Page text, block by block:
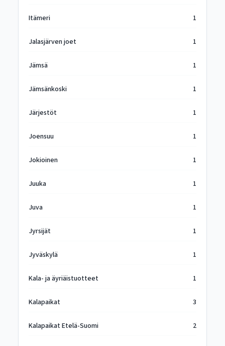
Itämeri 1
Jalasjärven joet 1
Jämsä 1
Jämsänkoski 1
Järjestöt 1
Joensuu 1
Jokioinen 1
Juuka 1
Juva 1
Jyrsijät 1
Jyväskylä 1
Kala- ja äyriäistuotteet 1
Kalapaikat 3
Kalapaikat Etelä-Suomi 2